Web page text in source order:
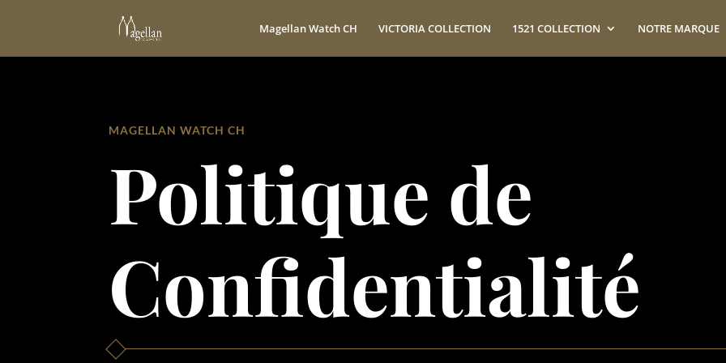
Magellan Watch CH VICTORIA COLLECTION 1521 COLLECTION NOTRE MARQUE
MAGELLAN WATCH CH
Politique de
Confidentialité